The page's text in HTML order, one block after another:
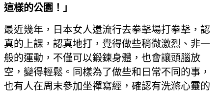
這樣的公園！」
最近幾年，日本女人還流行去拳擊場打拳擊，認
真的上課，認真地打，覺得做些稍微激烈、非一
般的運動，不僅可以鍛鍊身體，也會讓頭腦放
空，變得輕鬆。同樣為了做些和日常不同的事，
也有人在周末參加坐禪寫經，確認有洗滌心靈的